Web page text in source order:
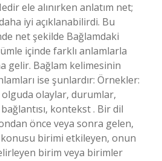
ele alınırken anlatım net;
iyi açıklanabilirdi. Bu
net şekilde Bağlamdaki
içinde farklı anlamlarla
gelir. Bağlam kelimesinin
ise şunlardır: Örnekler:
olaylar, durumlar,
kontekst . Bir dil
önce veya sonra gelen,
birimi etkileyen, onun
birim veya birimler